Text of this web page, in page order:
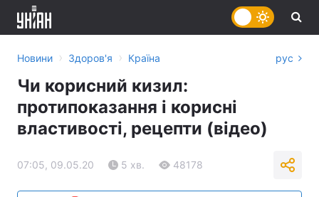
Новини › Здоров'я › Країна рус
Чи корисний кизил:
протипоказання і корисні
властивості, рецепти (відео)
07:05, 09.05.20 5 хв. 48178